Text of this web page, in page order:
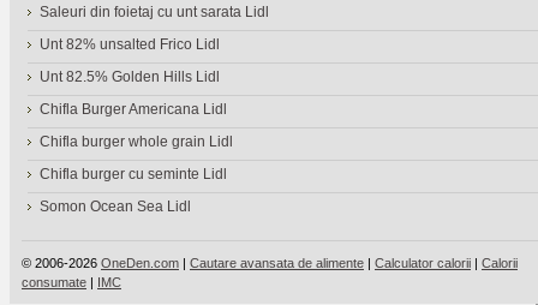
Saleuri din foietaj cu unt sarata Lidl
Unt 82% unsalted Frico Lidl
Unt 82.5% Golden Hills Lidl
Chifla Burger Americana Lidl
Chifla burger whole grain Lidl
Chifla burger cu seminte Lidl
Somon Ocean Sea Lidl
© 2006-2026 OneDen.com | Cautare avansata de alimente | Calculator calorii | Calorii
consumate | IMC